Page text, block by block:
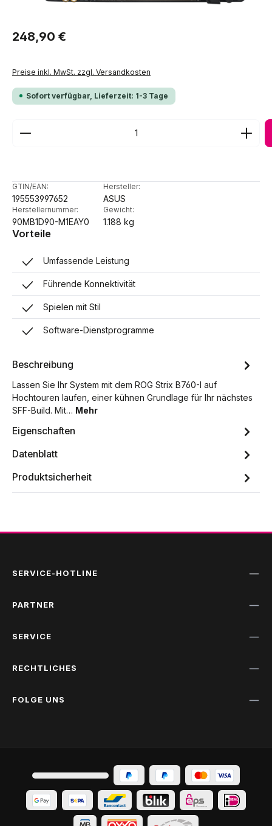
Regulärer Preis:
248,90 €
Preise inkl. MwSt. zzgl. Versandkosten
Sofort verfügbar, Lieferzeit: 1-3 Tage
Produkt Anzahl: Gib den gewünschten Wert ein
GTIN/EAN:
195553997652
Hersteller:
ASUS
Herstellernummer:
90MB1D90-M1EAY0
Gewicht:
1.188 kg
Vorteile
Umfassende Leistung
Führende Konnektivität
Spielen mit Stil
Software-Dienstprogramme
Beschreibung
Lassen Sie Ihr System mit dem ROG Strix B760-I auf
Hochtouren laufen, einer kühnen Grundlage für Ihr nächstes
SFF-Build. Mit… Mehr
Eigenschaften
Datenblatt
Produktsicherheit
SERVICE-HOTLINE
PARTNER
SERVICE
RECHTLICHES
FOLGE UNS